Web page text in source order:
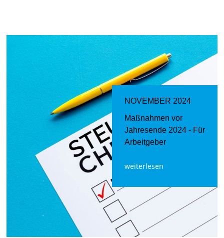
NOVEMBER 2024
Maßnahmen vor
Jahresende 2024 - Für
Arbeitgeber
weiterlesen